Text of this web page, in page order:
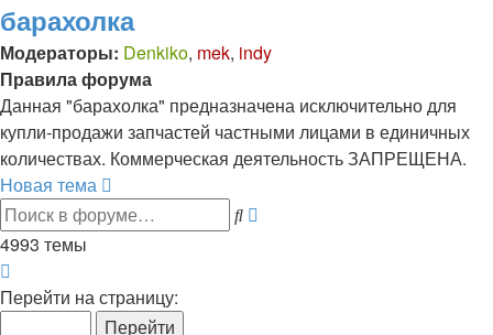
барахолка
Модераторы: Denkiko, mek, indy
Правила форума
Данная "барахолка" предназначена исключительно для
купли-продажи запчастей частными лицами в единичных
количествах. Коммерческая деятельность ЗАПРЕЩЕНА.
Новая тема
Поиск
4993 темы
1
Перейти на страницу: